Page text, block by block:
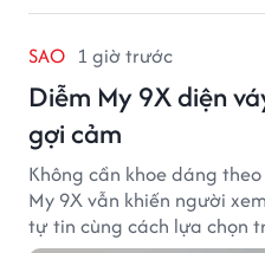
SAO 1 giờ trước
Diễm My 9X diện
gợi cảm
Không cần khoe dáng
My 9X vẫn khiến người
tự tin cùng cách lựa chọn